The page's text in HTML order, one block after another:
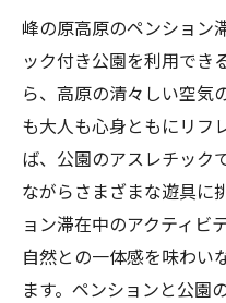
峰の原高原のペンション
ック付き公園を利用でき
ら、高原の清々しい空気
も大人も心身ともにリフ
ば、公園のアスレチック
ながらさまざまな遊具に
ョン滞在中のアクティビ
自然との一体感を味わい
ます。ペンションと公園